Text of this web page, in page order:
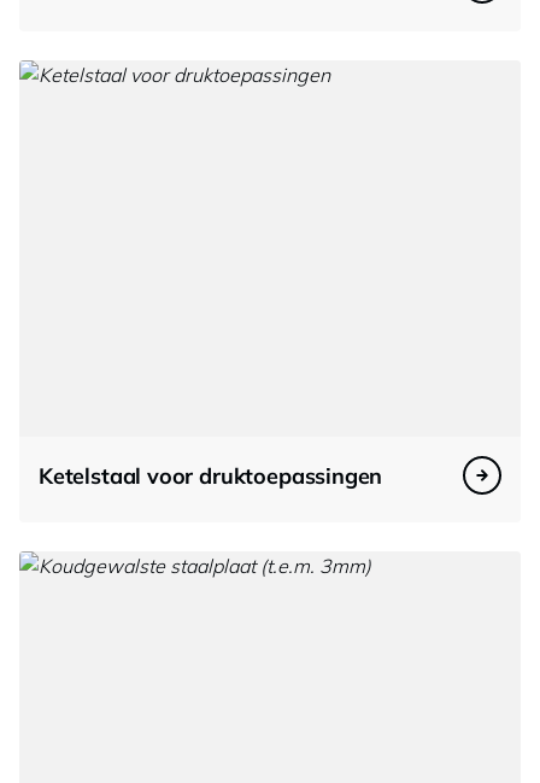
Ketelstaal voor druktoepassingen